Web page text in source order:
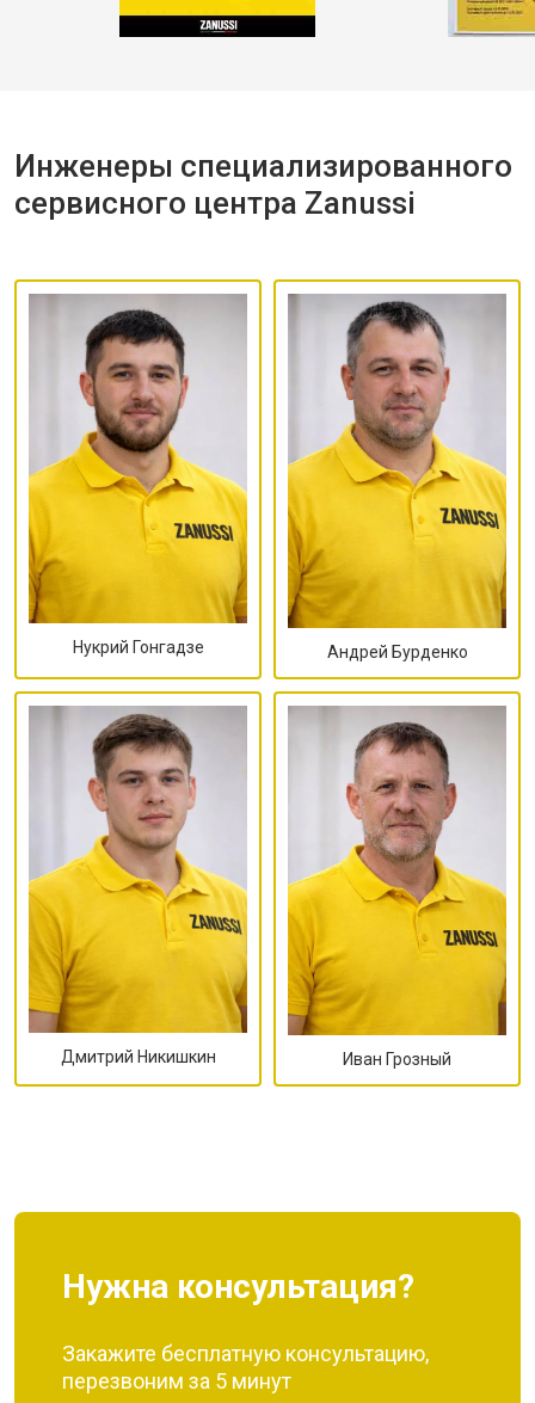
Инженеры специализированного
сервисного центра Zanussi
Нукрий Гонгадзе Андрей Бурденко
Дмитрий Никишкин Иван Грозный
Нужна консультация?
Закажите бесплатную консультацию,
перезвоним за 5 минут